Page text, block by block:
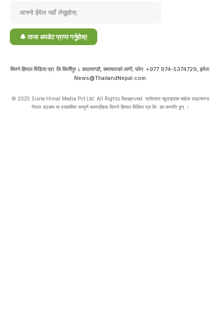
सिस्ने हिमाल मिडिया प्रा. लि किर्तीपुर ८ काठमाण्डौ, समाचारको लागी, फोन: +977 974-5374729, इमेल:
News@ThailandNepal.com
© 2025 Sisne Himal Media Pvt.Ltd. All Rights Reserved. स्रोतहरू खुलाइएका बाहेक थाइल्याण्ड
नेपाल डट्कम मा प्रकाशित सम्पूर्ण सामग्रीहरू सिस्ने हिमाल मिडिया प्रा.लि. का सम्पत्ति हुन् ।